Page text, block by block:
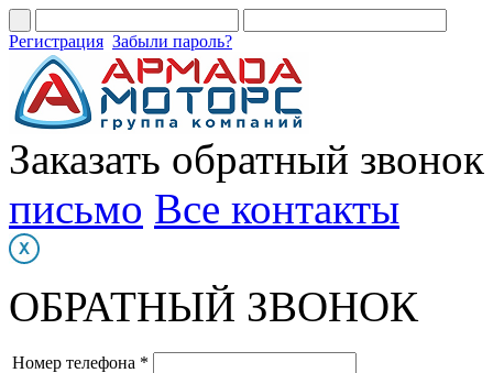
Регистрация Забыли пароль?
Заказать обратный звонок
письмо Все контакты
ОБРАТНЫЙ ЗВОНОК
Номер телефона *